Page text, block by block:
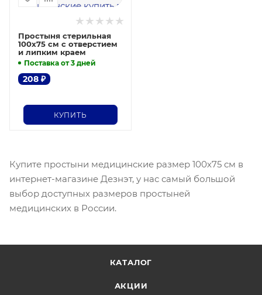
Простыня стерильная
100х75 см с отверстием
и липким краем
Поставка от 3 дней
208 ₽
КУПИТЬ
Купите простыни медицинские размер 100х75 см в
интернет-магазине Дезнэт, у нас самый большой
выбор доступных размеров простыней
медицинских в России.
КАТАЛОГ
АКЦИИ